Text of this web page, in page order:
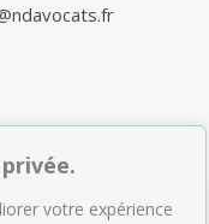
votre expérience